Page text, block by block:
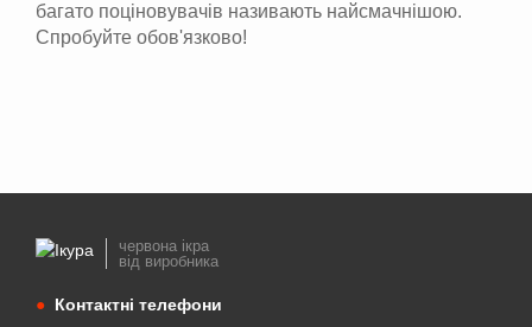
багато поціновувачів називають найсмачнішою.
Спробуйте обов'язково!
червона ікра
від виробника
● Контактні телефони